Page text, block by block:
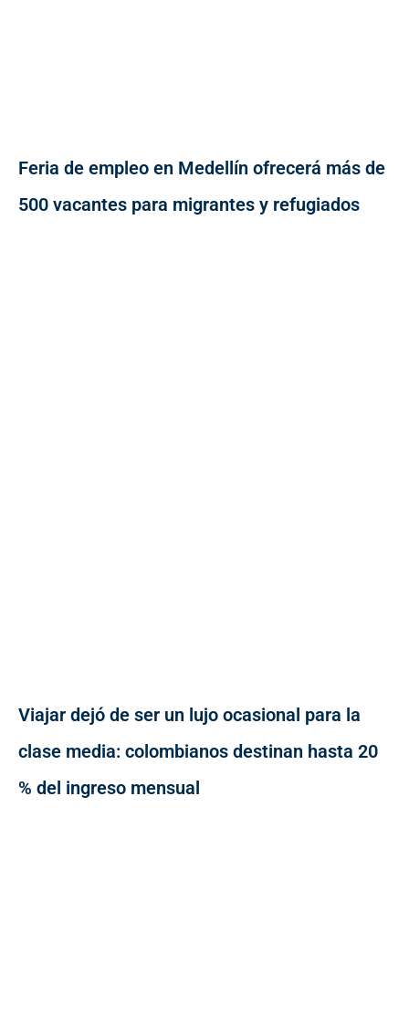
Feria de empleo en Medellín ofrecerá más de
500 vacantes para migrantes y refugiados
Viajar dejó de ser un lujo ocasional para la
clase media: colombianos destinan hasta 20
% del ingreso mensual